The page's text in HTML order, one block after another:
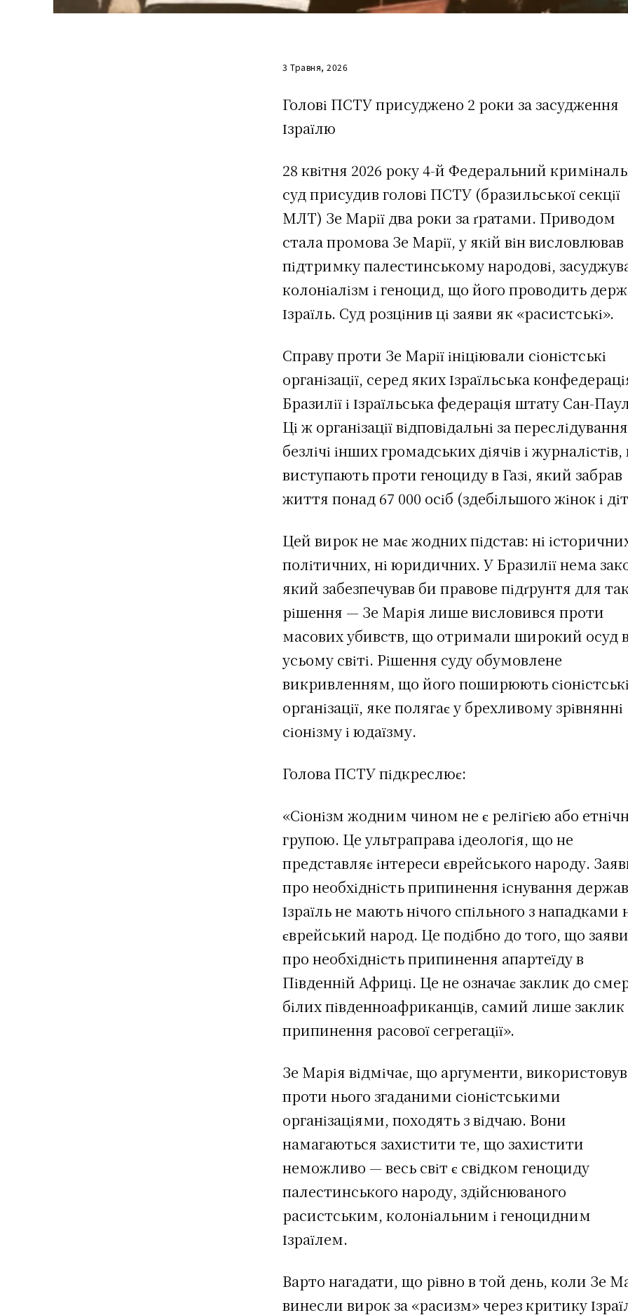
3 Травня, 2026
Голові ПСТУ присуджено 2 роки за засудження
Ізраїлю
28 квітня 2026 року 4-й Федеральний
суд присудив голові ПСТУ (бразильської секції
МЛТ) Зе Марії два роки за ґратами. Приводом
стала промова Зе Марії, у якій він висловлював
підтримку палестинському народові,
колоніалізм і геноцид, що його проводить
Ізраїль. Суд розцінив ці заяви як «расистські».
Справу проти Зе Марії ініціювали сіоністські
організації, серед яких Ізраїльська
Бразилії і Ізраїльська федерація штату Сан-
Ці ж організації відповідальні за переслідування
безлічі інших громадських діячів і
виступають проти геноциду в Газі, який забрав
життя понад 67 000 осіб (здебільшого жінок і
Цей вирок не має жодних підстав: ні
політичних, ні юридичних. У Бразилії нема
який забезпечував би правове підґрунтя для
рішення — Зе Марія лише висловився проти
масових убивств, що отримали широкий осуд в
усьому світі. Рішення суду обумовлене
викривленням, що його поширюють сіоністські
організації, яке полягає у брехливому зрівнянні
сіонізму і юдаїзму.
Голова ПСТУ підкреслює:
«Сіонізм жодним чином не є релігією або
групою. Це ультраправа ідеологія, що не
представляє інтереси єврейського народу.
про необхідність припинення існування
Ізраїль не мають нічого спільного з нападками
єврейський народ. Це подібно до того, що
про необхідність припинення апартеїду в
Південній Африці. Це не означає заклик до
білих південноафриканців, самий лише заклик
припинення расової сегрегації».
Зе Марія відмічає, що аргументи,
проти нього згаданими сіоністськими
організаціями, походять з відчаю. Вони
намагаються захистити те, що захистити
неможливо — весь світ є свідком геноциду
палестинського народу, здійснюваного
расистським, колоніальним і геноцидним
Ізраїлем.
Варто нагадати, що рівно в той день, коли Зе
винесли вирок за «расизм» через критику